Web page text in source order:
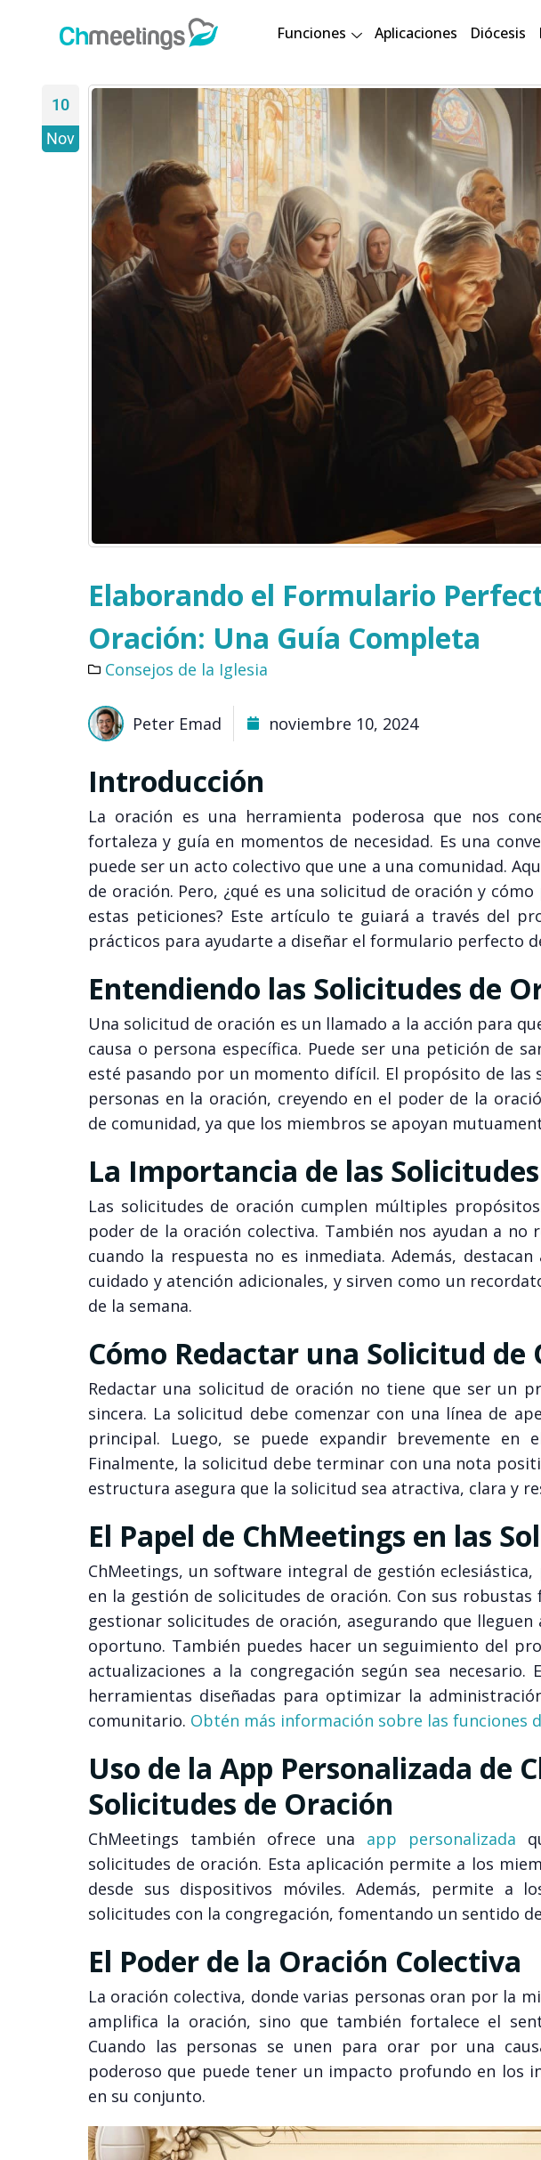
Funciones Aplicaciones Diócesis
10
Nov
Elaborando el Formulario
Oración: Una Guía Completa
Consejos de la Iglesia
Peter Emad noviembre 10, 2024
Introducción
La oración es una herramienta poderosa que nos
fortaleza y guía en momentos de necesidad. Es una
puede ser un acto colectivo que une a una comunidad.
de oración. Pero, ¿qué es una solicitud de oración y
estas peticiones? Este artículo te guiará a través del
prácticos para ayudarte a diseñar el formulario perfecto
Entendiendo las Solicitudes de
Una solicitud de oración es un llamado a la acción para
causa o persona específica. Puede ser una petición de
esté pasando por un momento difícil. El propósito de las
personas en la oración, creyendo en el poder de la
de comunidad, ya que los miembros se apoyan
La Importancia de las
Las solicitudes de oración cumplen múltiples
poder de la oración colectiva. También nos ayudan a
cuando la respuesta no es inmediata. Además,
cuidado y atención adicionales, y sirven como un
de la semana.
Cómo Redactar una Solicitud de
Redactar una solicitud de oración no tiene que ser un
sincera. La solicitud debe comenzar con una línea de
principal. Luego, se puede expandir brevemente en
Finalmente, la solicitud debe terminar con una nota
estructura asegura que la solicitud sea atractiva, clara y
El Papel de ChMeetings en las
ChMeetings, un software integral de gestión
en la gestión de solicitudes de oración. Con sus
gestionar solicitudes de oración, asegurando que
oportuno. También puedes hacer un seguimiento del
actualizaciones a la congregación según sea
herramientas diseñadas para optimizar la
comunitario. Obtén más información sobre las funciones
Uso de la App Personalizada de
Solicitudes de Oración
ChMeetings también ofrece una app personalizada
solicitudes de oración. Esta aplicación permite a los
desde sus dispositivos móviles. Además, permite a
solicitudes con la congregación, fomentando un sentido
El Poder de la Oración Colectiva
La oración colectiva, donde varias personas oran por la
amplifica la oración, sino que también fortalece el
Cuando las personas se unen para orar por una
poderoso que puede tener un impacto profundo en los
en su conjunto.